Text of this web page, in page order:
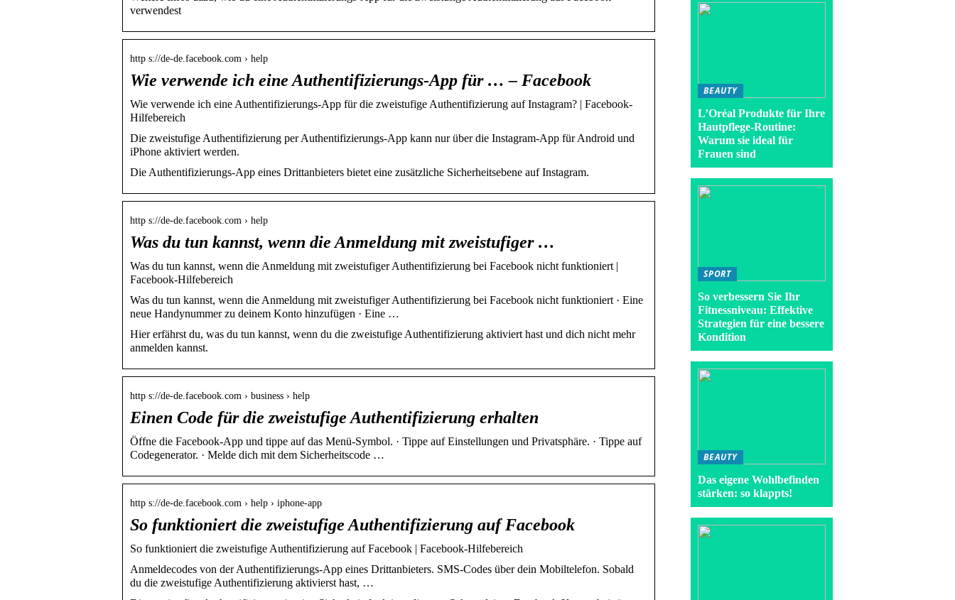
verwendest
http s://de-de.facebook.com › help
Wie verwende ich eine Authentifizierungs-App für … – Facebook
Wie verwende ich eine Authentifizierungs-App für die zweistufige Authentifizierung auf Instagram? | Facebook-
Hilfebereich
Die zweistufige Authentifizierung per Authentifizierungs-App kann nur über die Instagram-App für Android und
iPhone aktiviert werden.
Die Authentifizierungs-App eines Drittanbieters bietet eine zusätzliche Sicherheitsebene auf Instagram.
http s://de-de.facebook.com › help
Was du tun kannst, wenn die Anmeldung mit zweistufiger …
Was du tun kannst, wenn die Anmeldung mit zweistufiger Authentifizierung bei Facebook nicht funktioniert |
Facebook-Hilfebereich
Was du tun kannst, wenn die Anmeldung mit zweistufiger Authentifizierung bei Facebook nicht funktioniert · Eine
neue Handynummer zu deinem Konto hinzufügen · Eine …
Hier erfährst du, was du tun kannst, wenn du die zweistufige Authentifizierung aktiviert hast und dich nicht mehr
anmelden kannst.
http s://de-de.facebook.com › business › help
Einen Code für die zweistufige Authentifizierung erhalten
Öffne die Facebook-App und tippe auf das Menü-Symbol. · Tippe auf Einstellungen und Privatsphäre. · Tippe auf
Codegenerator. · Melde dich mit dem Sicherheitscode …
http s://de-de.facebook.com › help › iphone-app
So funktioniert die zweistufige Authentifizierung auf Facebook
So funktioniert die zweistufige Authentifizierung auf Facebook | Facebook-Hilfebereich
Anmeldecodes von der Authentifizierungs-App eines Drittanbieters. SMS-Codes über dein Mobiltelefon. Sobald
du die zweistufige Authentifizierung aktivierst hast, …
BEAUTY
L’Oréal Produkte für Ihre
Hautpflege-Routine:
Warum sie ideal für
Frauen sind
SPORT
So verbessern Sie Ihr
Fitnessniveau: Effektive
Strategien für eine bessere
Kondition
BEAUTY
Das eigene Wohlbefinden
stärken: so klappts!